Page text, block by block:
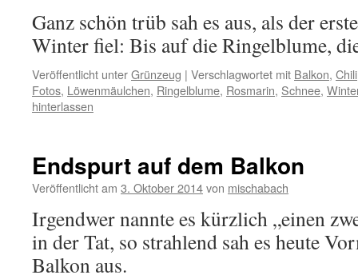
Ganz schön trüb sah es aus, als der
Winter fiel: Bis auf die Ringelblume,
Veröffentlicht unterGrünzeug | Verschlagwortet mit Balkon, Chili
Fotos, Löwenmäulchen, Ringelblume, Rosmarin, Schnee,
hinterlassen
Endspurt auf dem Balkon
Veröffentlicht am 3. Oktober 2014von mischabach
Irgendwer nannte es kürzlich „einen
in der Tat, so strahlend sah es heute
Balkon aus.